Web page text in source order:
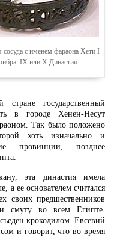
сосуда с именем фараона Хети I
IX или X Династия
государственный
в городе Хенен-Несут
Так было положено
хоть изначально и
провинции, позднее
эта династия имела
а ее основателем считался
своих предшественников
и смуту во всем Египте.
крокодилом. Евсевий
и говорит, что во время